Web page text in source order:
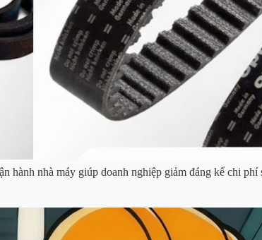
hành nhà máy giúp doanh nghiệp giảm đáng kể chi